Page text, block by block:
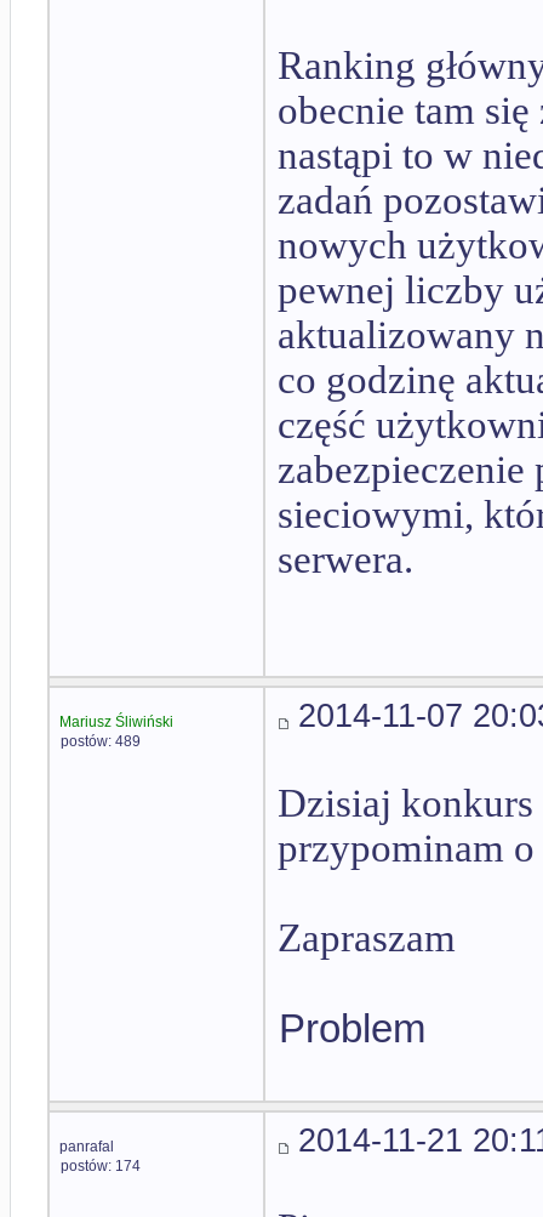
Ranking
obecnie tam
nastąpi to w
zadań
nowych
pewnej liczby
aktualizowany
co godzinę
część
sieciowymi,
serwera.
Mariusz Śliwiński
postów: 489
2014-11-07
Dzisiaj konkurs
przypominam
Zapraszam
Problem
panrafal
postów: 174
2014-11-21